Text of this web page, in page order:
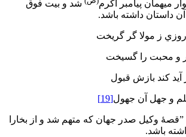
ميهمان پيامبر اكرم
شد و بيت فوق
داستان داشته باشد.
و محبت را گسيخت
آيد كند بازش قبول
و جهل آن جهول[19]
”قصۀ وكيل صدر جهان كه متهم شد و از بخارا
باشد.